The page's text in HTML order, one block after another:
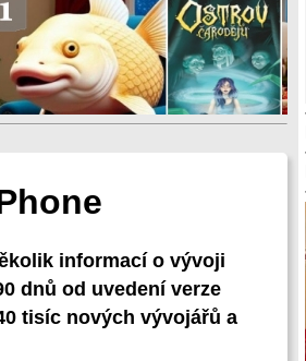
informací o vývoji
dnů od uvedení verze
tisíc nových vývojářů a